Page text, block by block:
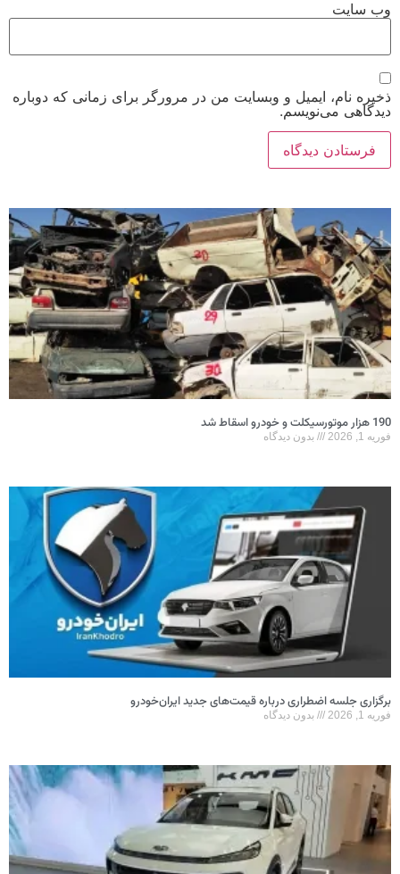
وب‌ سایت
ذخیره نام، ایمیل و وبسایت من در مرورگر برای زمانی که دوباره
دیدگاهی می‌نویسم.
190 هزار موتورسیکلت و خودرو اسقاط شد
فوریه 1, 2026 بدون دیدگاه
برگزاری جلسه اضطراری درباره قیمت‌های جدید ایران‌خودرو
فوریه 1, 2026 بدون دیدگاه